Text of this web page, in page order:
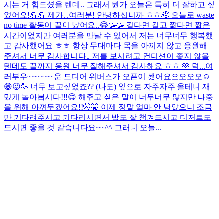
시는 거 힘드셨을 텐데.. 그래서 뭔가 오늘은 특히 더 잘하고 싶
었어요!💪💪 제가...여러분! 안녕하십니까 ㅎㅎ🫡 오늘로 waste
no time 활동이 끝이 났어요..😂🥳🥳 길다면 길고 짧다면 짧은
시간이었지만 여러분을 만날 수 있어서 저는 너무너무 행복했
고 감사했어요 ㅎㅎ 항상 무대마다 목을 아끼지 않고 응원해
주셔서 너무 감사합니다.. 저를 보시려고 컨디션이 좋지 않을
텐데도 끝까지 응원 너무 잘해주셔서 감사해요 ㅎㅎ 🫶 덕...여
러부우~~~~~~운 드디어 위버스가 오픈이 됐어요오오오오☺️
😁😜🥳 너무 보고싶었죠?? (나도) 잎으로 자주자주 올테니 재
밌게 놀아봅시다!!!😋 해주고 싶은 말이 너무너무 많지만 나중
을 위해 아껴두겠어요!!🤫🤫 이제 정말 얼마 안 남았으니 조금
만 기다려주시고 기다리시면서 밥도 잘 챙겨드시고 디저트도
드시면 좋을 것 같습니다요~~^^ 그러니 오늘...